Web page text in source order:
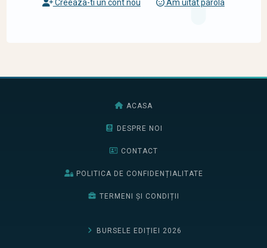
Creeaza-ti un cont nou Am uitat parola
ACASA
DESPRE NOI
CONTACT
POLITICA DE CONFIDENȚIALITATE
TERMENI ȘI CONDIȚII
BURSELE EDIȚIEI 2026